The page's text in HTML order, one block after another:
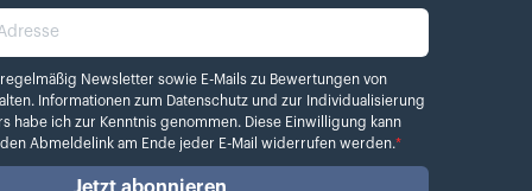
Newsletter sowie E-Mails zu Bewertungen von Kamera.de erhalten.
Newsletter sowie E-Mails zu Bewertungen von
Informationen zum
Datenschutz und zur Individualisierung
habe ich zur Kenntnis genommen. Diese Einwilligung kann
Abmeldelink am Ende jeder E-Mail widerrufen werden.*